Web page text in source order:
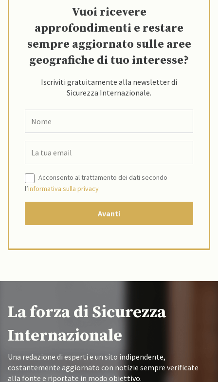
Vuoi ricevere
approfondimenti e restare
sempre aggiornato sulle aree
geografiche di tuo interesse?
Iscriviti gratuitamente alla newsletter di
Sicurezza Internazionale.
Acconsento al trattamento dei dati secondo
l’informativa sulla privacy
La forza di Sicurezza
Internazionale
Una redazione di esperti e un sito indipendente,
costantemente aggiornato con notizie sempre verificate
alla fonte e riportate in modo obiettivo.